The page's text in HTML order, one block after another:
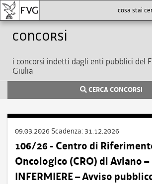
Concorsi
i concorsi indetti dagli enti pubblici del
Giulia
CERCA CONCORSI
09.03.2026 Scadenza: 31.12.2026
106/26 - Centro di
Oncologico (CRO) di Aviano –
INFERMIERE – Avviso